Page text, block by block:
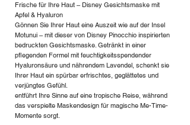
Frische für Ihre Haut – Disney Gesichtsmaske mit
Apfel & Hyaluron
Gönnen Sie Ihrer Haut eine Auszeit wie auf der Insel
Motunui – mit dieser von Disney Pinocchio inspirierten
bedruckten Gesichtsmaske. Getränkt in einer
pflegenden Formel mit feuchtigkeitsspendender
Hyaluronsäure und nährendem Lavendel, schenkt sie
Ihrer Haut ein spürbar erfrischtes, geglättetes und
verjüngtes Gefühl.
entführt Ihre Sinne auf eine tropische Reise, während
das verspielte Maskendesign für magische Me-Time-
Momente sorgt.